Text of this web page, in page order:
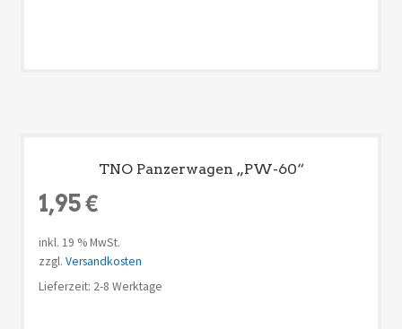
TNO Panzerwagen „PW-60“
1,95€
inkl. 19 % MwSt.
zzgl. Versandkosten
Lieferzeit: 2-8 Werktage